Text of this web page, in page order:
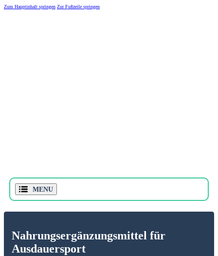
Zum Hauptinhalt springen Zur Fußzeile springen
Nahrungsergänzungsmittel für
Ausdauersport